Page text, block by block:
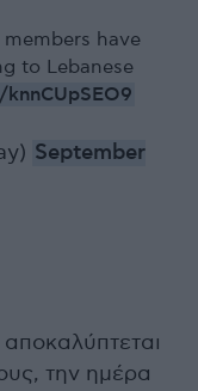
have
to Lebanese
September
την ημέρα